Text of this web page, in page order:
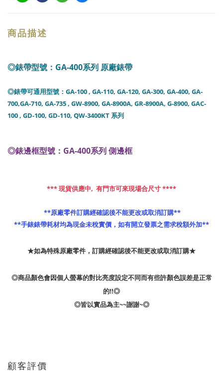
商品描述
◎錶帶型號：GA-400系列 原廠錶帶
◎錶帶可通用型號： GA-100 , GA-110, GA-120, GA-300, GA-400, GA-
700,GA-710, GA-735 , GW-8900, GA-8900A, GR-8900A, G-8900, GAC-
100 , GD-100, GD-110, QW-3400KT系列
◎錶邊框型號：GA-400系列 側邊框
*** 現貨供應中,  有門市可來現場合尺寸 ****
**原廠零件訂購經確認後不能更改或取消訂購**
**手錶錶帶耗材均為現金未稅實價，如有開立發票之需求稅額外加**
★如為特殊原廠零件，訂購經確認後不能更改或取消訂購★
◎商品顏色會因個人螢幕的對比亮度設定不同而有些許顏色誤差是正常
的!!◎
◎皆以實品為主~~謝謝~◎
顧客評價